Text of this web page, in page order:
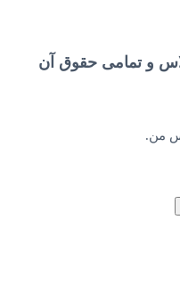
و تمامی حقوق آن
من.